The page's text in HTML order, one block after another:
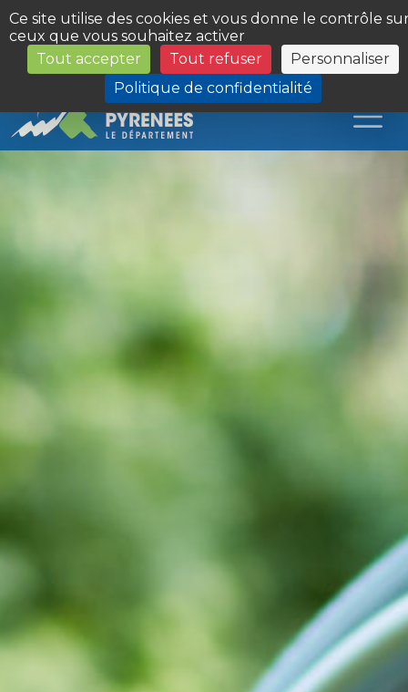
Panneau de gestion des cookies
Ce site utilise des cookies et vous donne le contrôle
ceux que vous souhaitez activer
Tout accepter
Tout refuser
Personnaliser
Politique de confidentialité
Les Sites du Département